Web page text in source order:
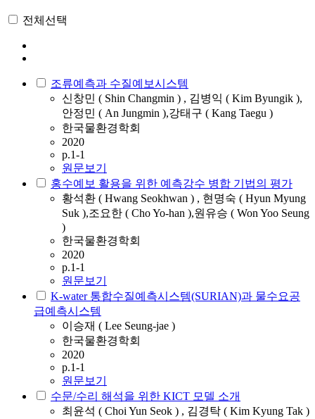
전체선택
조류예측과 수질예보시스템
신창민 ( Shin Changmin ) , 김병익 ( Kim Byungik ),
안정민 ( An Jungmin ),강태구 ( Kang Taegu )
한국물환경학회
2020
p.1-1
원문보기
홍수예보 활용을 위한 예측강수 병합 기법의 평가
황석환 ( Hwang Seokhwan ) , 현명숙 ( Hyun Myung
Suk ),조요한 ( Cho Yo-han ),원유승 ( Won Yoo Seung
)
한국물환경학회
2020
p.1-1
원문보기
K-water 통합수질예측시스템(SURIAN)과 물수요공
급예측시스템
이승재 ( Lee Seung-jae )
한국물환경학회
2020
p.1-1
원문보기
수문/수리 해석을 위한 KICT 모델 소개
최윤석 ( Choi Yun Seok ) , 김경탁 ( Kim Kyung Tak )